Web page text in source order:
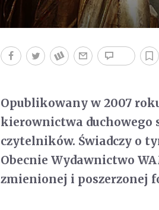
Opublikowany w 2007
kierownictwa duchowego
czytelników. Świadczy o
Obecnie Wydawnictwo
zmienionej i poszerzonej